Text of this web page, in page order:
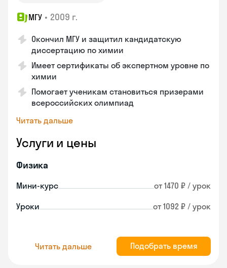
МГУ • 2009 г.
Окончил МГУ и защитил кандидатскую
диссертацию по химии
Имеет сертификаты об экспертном уровне по
химии
Помогает ученикам становиться призерами
всероссийских олимпиад
Читать дальше
Услуги и цены
Физика
Мини-курс от 1470 ₽ / урок
Уроки от 1092 ₽ / урок
Читать дальше Подобрать время